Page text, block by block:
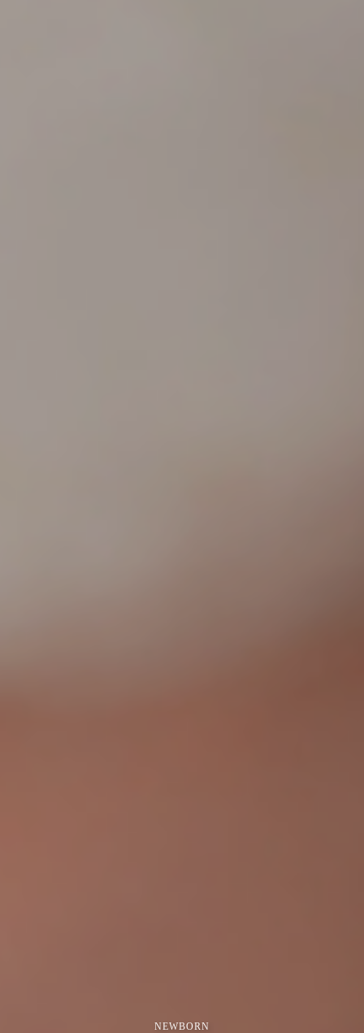
NEWBORN